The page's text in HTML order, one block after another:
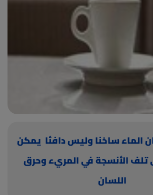
الماء ساخنا وليس دافئا يمكن
تلف الأنسجة في المريء وحرق
اللسان